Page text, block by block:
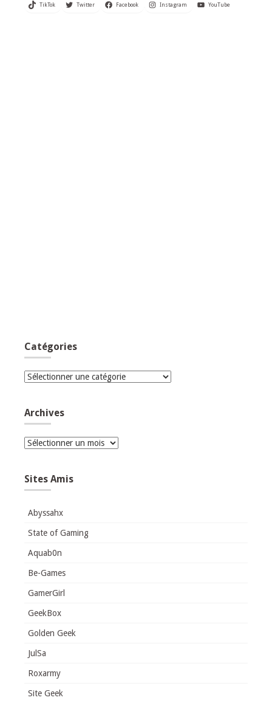
TikTok Twitter Facebook Instagram YouTube
Catégories
Catégories
Archives
Archives
Sites Amis
Abyssahx
State of Gaming
Aquab0n
Be-Games
GamerGirl
GeekBox
Golden Geek
JulSa
Roxarmy
Site Geek